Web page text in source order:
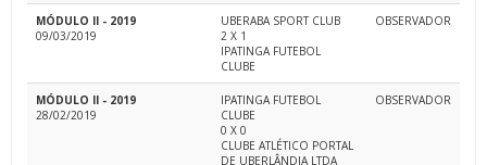
MÓDULO II - 2019
09/03/2019
UBERABA SPORT CLUB
2 X 1
IPATINGA FUTEBOL
CLUBE
OBSERVADOR
MÓDULO II - 2019
28/02/2019
IPATINGA FUTEBOL
CLUBE
0 X 0
CLUBE ATLÉTICO PORTAL
DE UBERLÂNDIA LTDA
OBSERVADOR